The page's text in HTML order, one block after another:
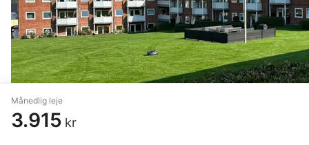
Månedlig leje
3.915 kr